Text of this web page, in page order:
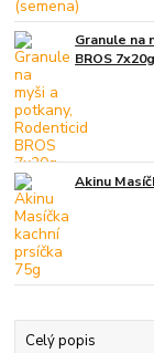
Granule na
BROS 7x20g
Akinu
Celý popis